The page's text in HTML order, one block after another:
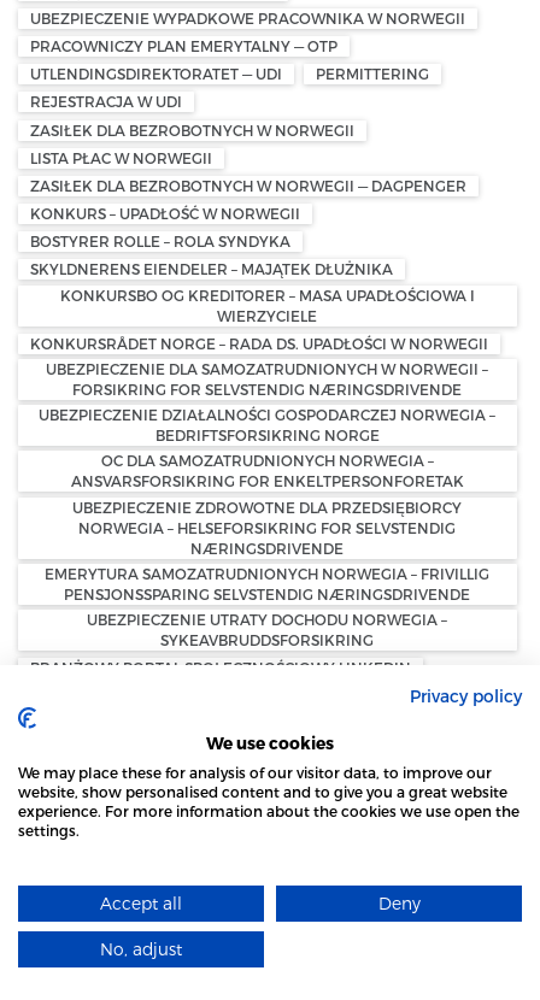
UBEZPIECZENIE WYPADKOWE PRACOWNIKA W NORWEGII
PRACOWNICZY PLAN EMERYTALNY — OTP
UTLENDINGSDIREKTORATET — UDI
PERMITTERING
REJESTRACJA W UDI
ZASIŁEK DLA BEZROBOTNYCH W NORWEGII
LISTA PŁAC W NORWEGII
ZASIŁEK DLA BEZROBOTNYCH W NORWEGII — DAGPENGER
KONKURS – UPADŁOŚĆ W NORWEGII
BOSTYRER ROLLE – ROLA SYNDYKA
SKYLDNERENS EIENDELER – MAJĄTEK DŁUŻNIKA
KONKURSBO OG KREDITORER – MASA UPADŁOŚCIOWA I
WIERZYCIELE
KONKURSRÅDET NORGE – RADA DS. UPADŁOŚCI W NORWEGII
UBEZPIECZENIE DLA SAMOZATRUDNIONYCH W NORWEGII –
FORSIKRING FOR SELVSTENDIG NÆRINGSDRIVENDE
UBEZPIECZENIE DZIAŁALNOŚCI GOSPODARCZEJ NORWEGIA –
BEDRIFTSFORSIKRING NORGE
OC DLA SAMOZATRUDNIONYCH NORWEGIA –
ANSVARSFORSIKRING FOR ENKELTPERSONFORETAK
UBEZPIECZENIE ZDROWOTNE DLA PRZEDSIĘBIORCY
NORWEGIA – HELSEFORSIKRING FOR SELVSTENDIG
NÆRINGSDRIVENDE
EMERYTURA SAMOZATRUDNIONYCH NORWEGIA – FRIVILLIG
PENSJONSSPARING SELVSTENDIG NÆRINGSDRIVENDE
UBEZPIECZENIE UTRATY DOCHODU NORWEGIA –
SYKEAVBRUDDSFORSIKRING
BRANŻOWY PORTAL SPOŁECZNOŚCIOWY LINKEDIN
MODELE GENERATYWNEJ SZTUCZNEJ INTELIGENCJI
ZOFIA PASZKIEWICZ — NRK
„NAZISTOWSKIE MARSZE W POLSCE”
REDKACJA NRK
AKTYWNOŚĆ POLSKIEJ SPOŁECZNOŚCI W NORWEGII
NYHETSMORGEN
WYPŁATA GOTÓWKI W SKLEPIE
KONTANTTJENESTER I BUTIKK
BANKAXEPT
NORGESGRUPPEN
STRONA LOCAL MARKET WYKORZYSTUJE PLIKI
DOWIEDZ SIĘ WIĘCEJ
Privacy policy
We use cookies
We may place these for analysis of our visitor data, to improve our
website, show personalised content and to give you a great website
experience. For more information about the cookies we use open the
settings.
Accept all Deny
No, adjust